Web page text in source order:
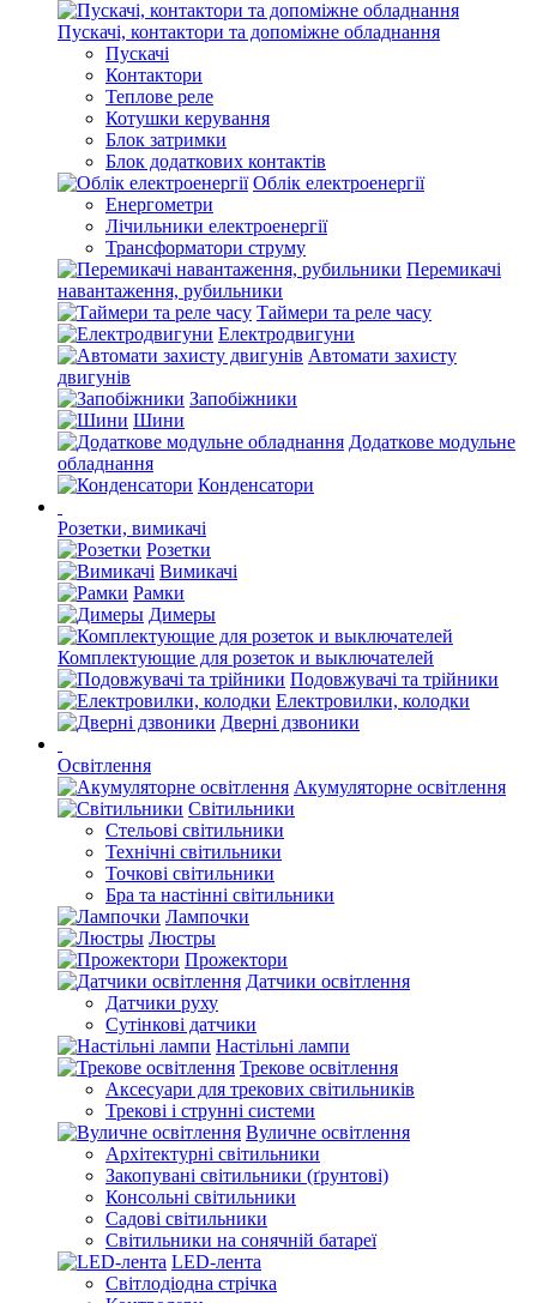
Пускачі, контактори та допоміжне обладнання
Пускачі
Контактори
Теплове реле
Котушки керування
Блок затримки
Блок додаткових контактів
Облік електроенергії
Енергометри
Лічильники електроенергії
Трансформатори струму
Перемикачі
навантаження, рубильники
Таймери та реле часу
Електродвигуни
Автомати захисту
двигунів
Запобіжники
Шини
Додаткове модульне
обладнання
Конденсатори
Розетки, вимикачі
Розетки
Вимикачі
Рамки
Димеры
Комплектующие для розеток и выключателей
Подовжувачі та трійники
Електровилки, колодки
Дверні дзвоники
Освітлення
Акумуляторне освітлення
Світильники
Стельові світильники
Технічні світильники
Точкові світильники
Бра та настінні світильники
Лампочки
Люстры
Прожектори
Датчики освітлення
Датчики руху
Сутінкові датчики
Настільні лампи
Трекове освітлення
Аксесуари для трекових світильників
Трекові і струнні системи
Вуличне освітлення
Архітектурні світильники
Закопувані світильники (ґрунтові)
Консольні світильники
Садові світильники
Світильники на сонячній батареї
LED-лента
Світлодіодна стрічка